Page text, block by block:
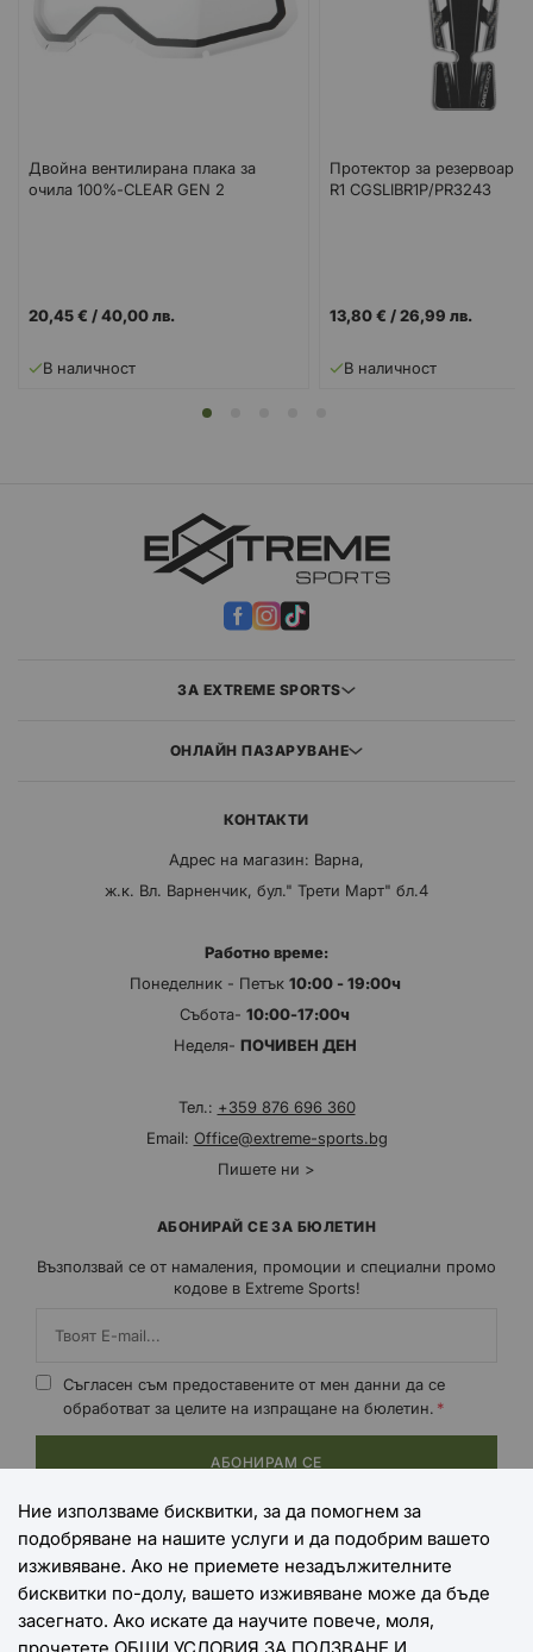
Двойна вентилирана плака за
очила 100%-CLEAR GEN 2
20,45 € /40,00 лв.
В наличност
Протектор за резервоар
R1 CGSLIBR1P/PR3243
13,80 € /26,99 лв.
В наличност
ЗА EXTREME SPORTS
ОНЛАЙН ПАЗАРУВАНЕ
КОНТАКТИ
Адрес на магазин: Варна,
ж.к. Вл. Варненчик, бул." Трети Март" бл.4
Работно време:
Понеделник - Петък 10:00 - 19:00ч
Събота- 10:00-17:00ч
Неделя- ПОЧИВЕН ДЕН
Тел.: +359 876 696 360
Email: Office@extreme-sports.bg
Пишете ни >
АБОНИРАЙ СЕ ЗА БЮЛЕТИН
Възползвай се от намаления, промоции и специални промо
кодове в Extreme Sports!
Съгласен съм предоставените от мен данни да се
обработват за целите на изпращане на бюлетин.
АБОНИРАМ СЕ
НАЧИНИ НА ПЛАЩАНЕ
Ние използваме бисквитки, за да помогнем за
подобряване на нашите услуги и да подобрим вашето
изживяване. Ако не приемете незадължителните
бисквитки по-долу, вашето изживяване може да бъде
засегнато. Ако искате да научите повече, моля,